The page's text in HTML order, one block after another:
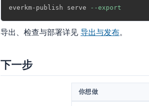
everkm-publish serve --export
导出、检查与部署详见 导出与发布。
下一步
你想做